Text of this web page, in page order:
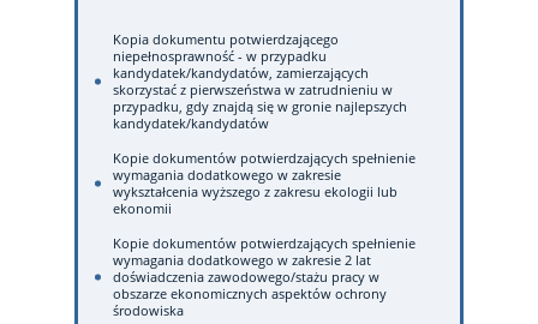
Kopia dokumentu potwierdzającego
niepełnosprawność - w przypadku
kandydatek/kandydatów, zamierzających
skorzystać z pierwszeństwa w zatrudnieniu w
przypadku, gdy znajdą się w gronie najlepszych
kandydatek/kandydatów
Kopie dokumentów potwierdzających spełnienie
wymagania dodatkowego w zakresie
wykształcenia wyższego z zakresu ekologii lub
ekonomii
Kopie dokumentów potwierdzających spełnienie
wymagania dodatkowego w zakresie 2 lat
doświadczenia zawodowego/stażu pracy w
obszarze ekonomicznych aspektów ochrony
środowiska